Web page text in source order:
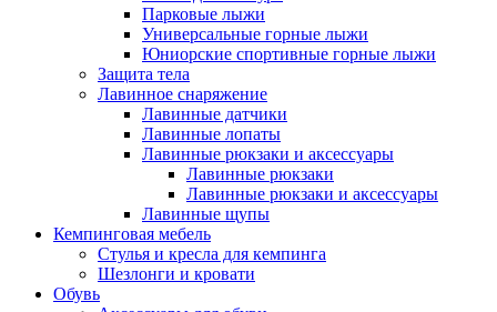
Парковые лыжи
Универсальные горные лыжи
Юниорские спортивные горные лыжи
Защита тела
Лавинное снаряжение
Лавинные датчики
Лавинные лопаты
Лавинные рюкзаки и аксессуары
Лавинные рюкзаки
Лавинные рюкзаки и аксессуары
Лавинные щупы
Кемпинговая мебель
Стулья и кресла для кемпинга
Шезлонги и кровати
Обувь